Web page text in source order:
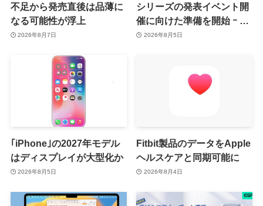
不足から発売直後は品薄に
なる可能性が浮上
2026年8月7日
シリーズの発表イベント開
催に向けた準備を開始 ｰ 9
月8日か9月9日に開催見込
2026年8月5日
｢iPhone｣の2027年モデル
はディスプレイが大型化か
2026年8月5日
Fitbit製品のデータをApple
ヘルスケアと同期可能に
2026年8月4日